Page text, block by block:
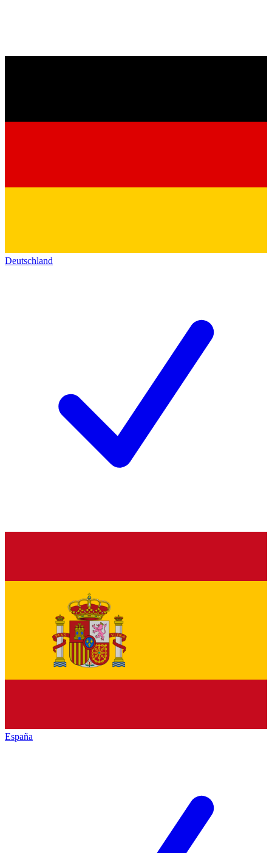
Deutschland
España